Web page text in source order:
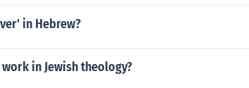
in Hebrew?
in Jewish theology?